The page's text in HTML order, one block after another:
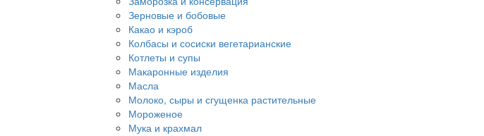
Зерновые и бобовые
Какао и кэроб
Колбасы и сосиски вегетарианские
Котлеты и супы
Макаронные изделия
Масла
Молоко, сыры и сгущенка растительные
Мороженое
Мука и крахмал